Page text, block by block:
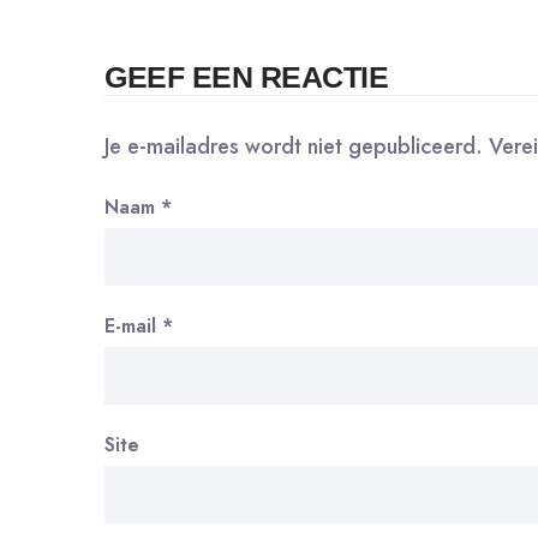
GEEF EEN REACTIE
Je e-mailadres wordt niet gepubliceerd.
Naam *
E-mail *
Site